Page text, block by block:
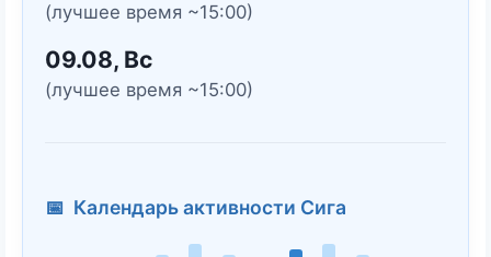
(лучшее время ~15:00)
09.08, Вс
(лучшее время ~15:00)
📅 Календарь активности Сига